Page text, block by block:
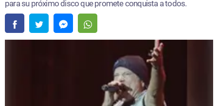
para su próximo disco que promete conquista a todos.